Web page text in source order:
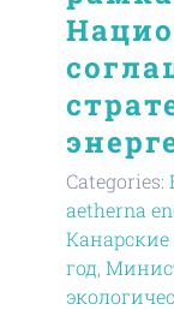
Categories:
aetherna
Канарские
год,